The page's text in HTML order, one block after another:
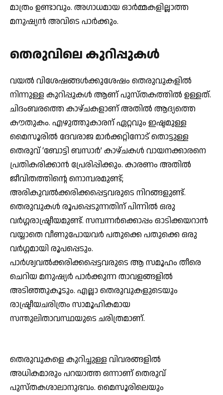
മാത്രം ഉണ്ടാവും. അഗാധമായ ഓര്‍മ്മകളില്ലാത്ത
മനുഷ്യന്‍ അവിടെ പാര്‍ക്കും.
തെരുവിലെ കുറിപ്പുകള്‍
വയല്‍ വിശേഷങ്ങള്‍ക്കുശേഷം തെരുവുകളില്‍
നിന്നുള്ള കുറിപ്പുകള്‍ ആണ് പുസ്തകത്തില്‍ ഉള്ളത്.
ചിദംബരത്തെ കാഴ്ചകളാണ് അതില്‍ ആദ്യത്തെ
കൗതുകം. എഴുത്തുകാരന് ഏറ്റവും ഇഷ്ടമുള്ള
മൈസൂരില്‍ ദേവരാജ മാര്‍ക്കറ്റിനോട് തൊട്ടുള്ള
തെരുവ് ‘ബോട്ടി ബസാര്‍’ കാഴ്ചകള്‍ വായനക്കാരനെ
പ്രതികരിക്കാന്‍ പ്രേരിപ്പിക്കും. കാരണം അതില്‍
ജീവിതത്തിന്റെ നൊമ്പരമുണ്ട്;
അരികുവല്‍ക്കരിക്കപ്പെട്ടവരുടെ നിറങ്ങളുണ്ട്.
തെരുവുകള്‍ രൂപപ്പെടുന്നതിന് പിന്നില്‍ ഒരു
വര്‍ഗ്ഗരാഷ്ട്രീയമുണ്ട്. സമ്പന്നര്‍ക്കൊപ്പം ഓടിക്കയറാന്‍
വയ്യാതെ വീണുപോയവര്‍ പതുക്കെ പതുക്കെ ഒരു
വര്‍ഗ്ഗമായി രൂപപ്പെടും.
പാര്‍ശ്വവല്‍ക്കരിക്കപ്പെട്ടവരുടെ ആ സമൂഹം തീരെ
ചെറിയ മനുഷ്യര്‍ പാര്‍ക്കുന്ന താവളങ്ങളില്‍
അടിഞ്ഞുകൂടും. എല്ലാ തെരുവുകളുടെയും
രാഷ്ട്രീയചരിത്രം സാമൂഹികമായ
സന്തുലിതാവസ്ഥയുടെ ചരിത്രമാണ്.
തെരുവുകളെ കുറിച്ചുള്ള വിവരങ്ങളില്‍
അധികമാരും പറയാത്ത ഒന്നാണ് തെരുവ്
പുസ്തകശാലാനുഭവം. മൈസൂരിലെയും